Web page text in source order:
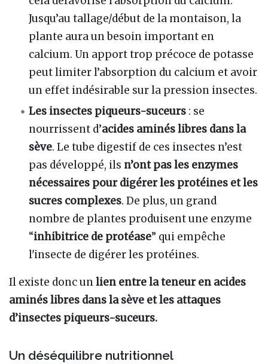
Jusqu’au tallage/début de la montaison, la
plante aura un besoin important en
calcium. Un apport trop précoce de potasse
peut limiter l’absorption du calcium et avoir
un effet indésirable sur la pression insectes.
Les insectes piqueurs-suceurs : se
nourrissent d’acides aminés libres dans la
sève. Le tube digestif de ces insectes n’est
pas développé, ils n’ont pas les enzymes
nécessaires pour digérer les protéines et les
sucres complexes. De plus, un grand
nombre de plantes produisent une enzyme
“inhibitrice de protéase” qui empêche
l'insecte de digérer les protéines.
Il existe donc unlien entre la teneur en acides
aminés libres dans la sève et les attaques
d’insectes piqueurs-suceurs.
Un déséquilibre nutritionnel